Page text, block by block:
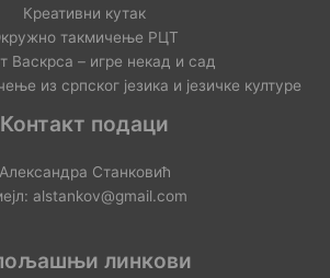
Креативни кутак
такмичење РЦТ
Васкрса – игре некад и сад
из српског језика и језичке културе
Контакт подаци
Александра Станковић
alstankov@gmail.com
линкови